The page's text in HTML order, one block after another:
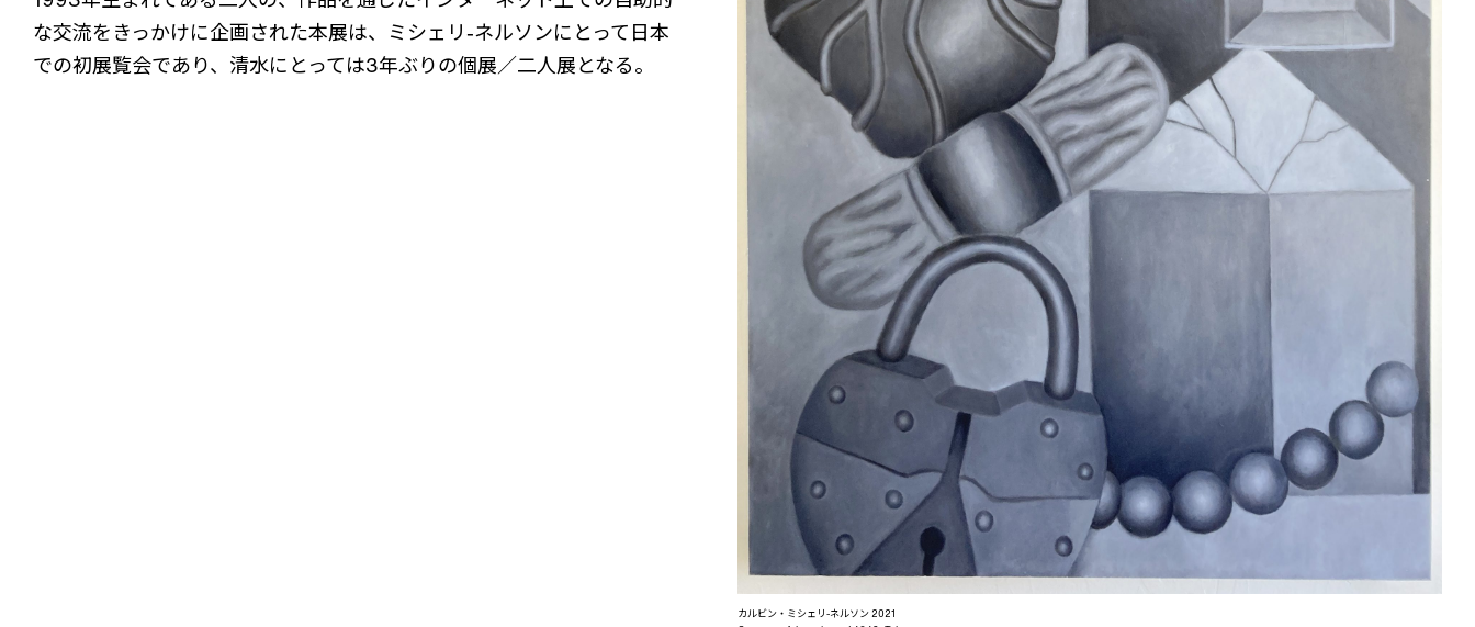
な交流をきっかけに企画された本展は、ミシェリ-ネルソンにとって日本
での初展覧会であり、清水にとっては3年ぶりの個展／二人展となる。
カルビン・ミシェリ-ネルソン 2021